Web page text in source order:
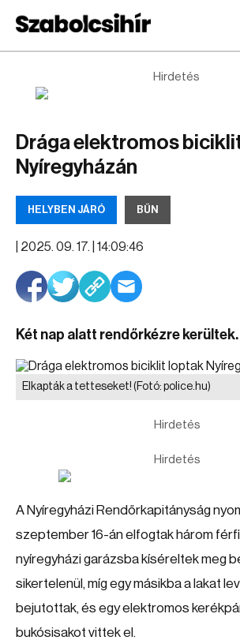
Hirdetés
Drága elektromos
Nyíregyházán
HELYBEN JÁRÓ BŰN
2025. 09. 17. | 14:09:46
Két nap alatt rendőrkézre kerültek.
Elkapták a tetteseket! (Fotó: police.hu)
Hirdetés
Hirdetés
A Nyíregyházi Rendőrkapitányság
szeptember 16-án elfogtak három
nyíregyházi garázsba kíséreltek meg
sikertelenül, míg egy másikba a lakat
bejutottak, és egy elektromos
bukósisakot vittek el.